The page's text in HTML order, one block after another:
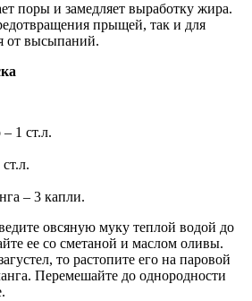
поры и замедляет выработку жира.
прыщей, так и для
от высыпаний.
1 ст.л.
– 3 капли.
овсяную муку теплой водой до
ее со сметаной и маслом оливы.
то растопите его на паровой
Перемешайте до однородности